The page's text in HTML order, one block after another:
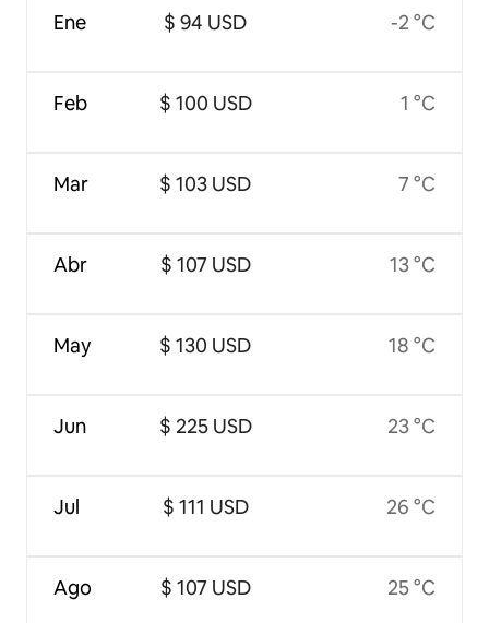
Ene
Feb
Mar
Abr
May
Jun
Jul
Ago
$ 94 USD
$ 100 USD
$ 103 USD
$ 107 USD
$ 130 USD
$ 225 USD
$ 111 USD
$ 107 USD
-2 °C
1 °C
7 °C
13 °C
18 °C
23 °C
26 °C
25 °C